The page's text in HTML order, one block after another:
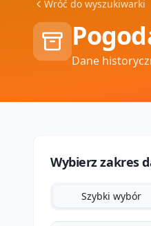
Wróć do wyszukiwarki
Dane
Wybierz zakres
Szybki wybór